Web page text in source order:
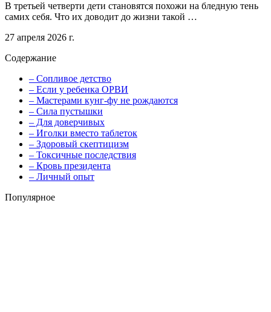
В третьей четверти дети становятся похожи на бледную тень
самих себя. Что их доводит до жизни такой …
27 апреля 2026 г.
Содержание
– Сопливое детство
– Если у ребенка ОРВИ
– Мастерами кунг-фу не рождаются
– Сила пустышки
– Для доверчивых
– Иголки вместо таблеток
– Здоровый скептицизм
– Токсичные последствия
– Кровь президента
– Личный опыт
Популярное